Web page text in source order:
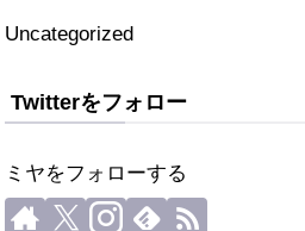
Uncategorized
Twitterをフォロー
ミヤをフォローする